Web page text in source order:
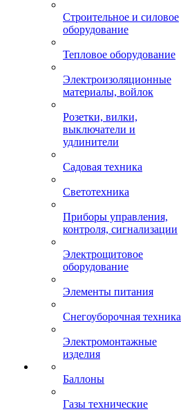
Строительное и силовое
оборудование
Тепловое оборудование
Электроизоляционные
материалы, войлок
Розетки, вилки,
выключатели и
удлинители
Садовая техника
Светотехника
Приборы управления,
контроля, сигнализации
Электрощитовое
оборудование
Элементы питания
Снегоуборочная техника
Электромонтажные
изделия
Баллоны
Газы технические